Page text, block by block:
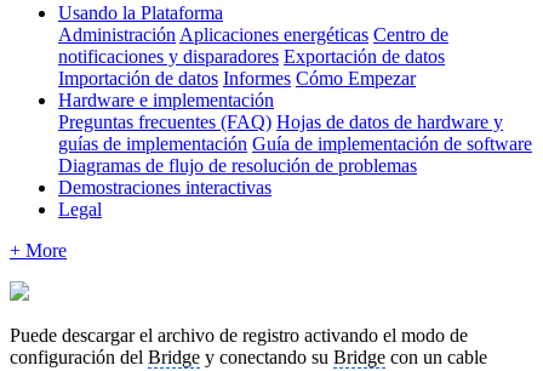
Usando la Plataforma
Administración Aplicaciones energéticas Centro de
notificaciones y disparadores Exportación de datos
Importación de datos Informes Cómo Empezar
Hardware e implementación
Preguntas frecuentes (FAQ) Hojas de datos de hardware y
guías de implementación Guía de implementación de software
Diagramas de flujo de resolución de problemas
Demostraciones interactivas
Legal
+ More
Puede descargar el archivo de registro activando el modo de
configuración del Bridge y conectando su Bridge con un cable